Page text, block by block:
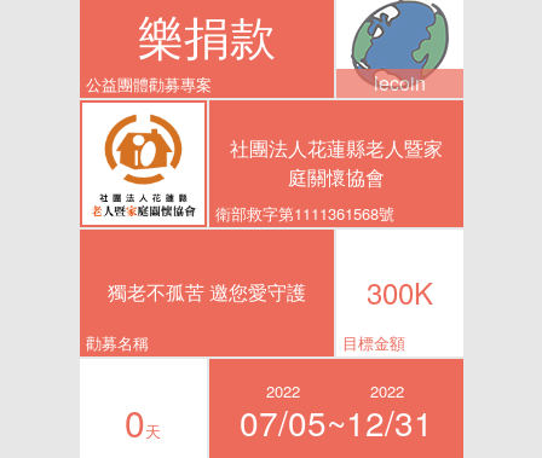
樂捐款
公益團體勸募專案 lecoin
社團法人花蓮縣老人暨家
庭關懷協會
衛部救字第1111361568號
獨老不孤苦 邀您愛守護
勸募名稱
300K
目標金額
0天
2022
07/05~
2022
12/31